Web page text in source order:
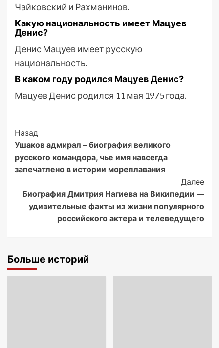
Чайковский и Рахманинов.
Какую национальность имеет Мацуев
Денис?
Денис Мацуев имеет русскую
национальность.
В каком году родился Мацуев Денис?
Мацуев Денис родился 11 мая 1975 года.
Post
Navigation
Назад
Ушаков адмирал – биография великого
русского командора, чье имя навсегда
запечатлено в истории мореплавания
Далее
Биография Дмитрия Нагиева на Википедии —
удивительные факты из жизни популярного
российского актера и телеведущего
Больше историй